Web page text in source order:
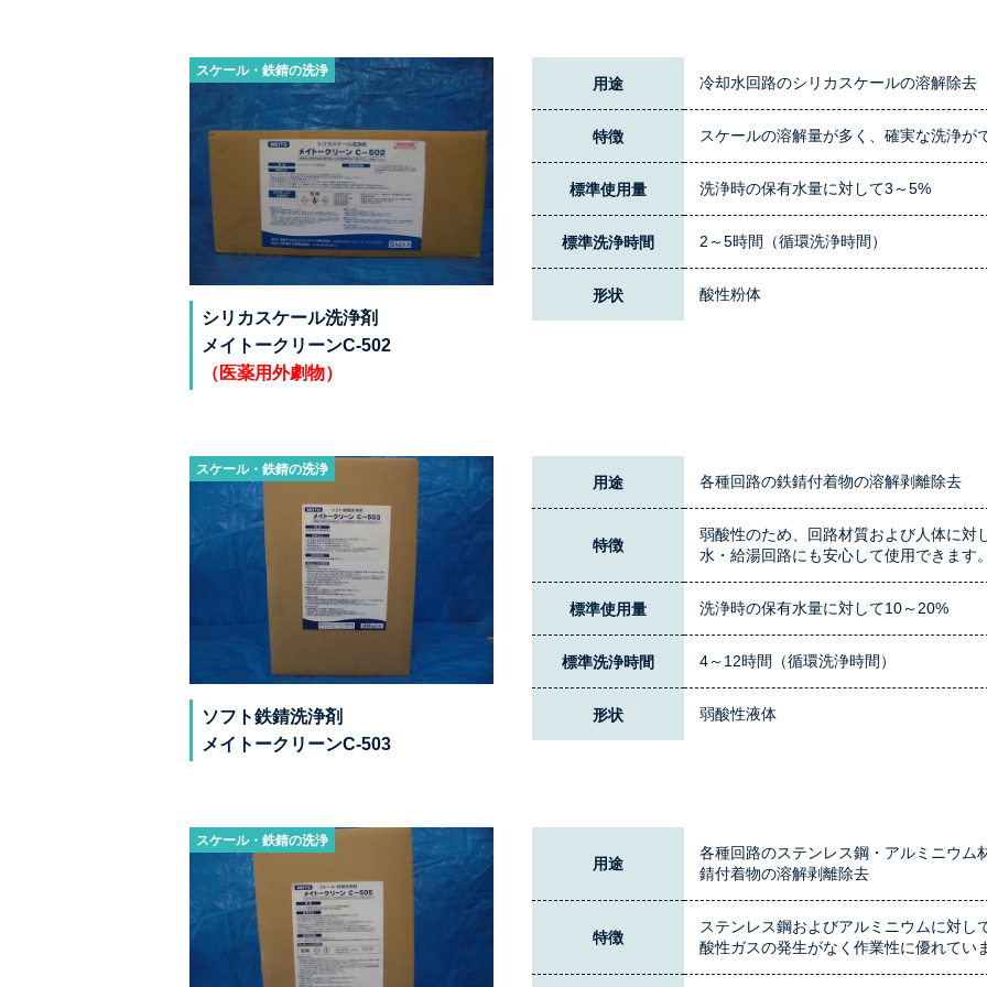
スケール・鉄錆の洗浄
シリカスケール洗浄剤
メイトークリーンC-502
（医薬用外劇物）
用途 冷却水回路のシリカスケールの溶解除去
特徴 スケールの溶解量が多く、確実な洗浄が
標準使用量 洗浄時の保有水量に対して3～5%
標準洗浄時間 2～5時間（循環洗浄時間）
形状 酸性粉体
スケール・鉄錆の洗浄
ソフト鉄錆洗浄剤
メイトークリーンC-503
用途 各種回路の鉄錆付着物の溶解剥離除去
特徴
弱酸性のため、回路材質および人体に対
水・給湯回路にも安心して使用できます。
標準使用量 洗浄時の保有水量に対して10～20%
標準洗浄時間 4～12時間（循環洗浄時間）
形状 弱酸性液体
スケール・鉄錆の洗浄
用途
各種回路のステンレス鋼・アルミニウム
錆付着物の溶解剥離除去
特徴
ステンレス鋼およびアルミニウムに対し
酸性ガスの発生がなく作業性に優れてい